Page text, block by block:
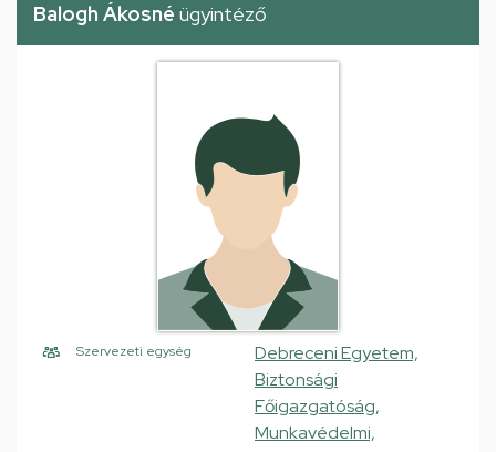
Balogh Ákosné ügyintéző
Szervezeti egység
Debreceni Egyetem,
Biztonsági
Főigazgatóság,
Munkavédelmi,